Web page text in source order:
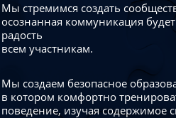
Мы стремимся создать
осознанная коммуникация
радость
всем участникам.
Мы создаем безопасное
в котором комфортно
поведение, изучая содержимое